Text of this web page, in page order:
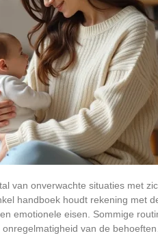
van onverwachte situaties met
handboek houdt rekening met
emotionele eisen. Sommige
van de